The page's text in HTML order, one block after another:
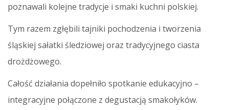
poznawali kolejne tradycje i smaki kuchni polskiej.
Tym razem zgłębili tajniki pochodzenia i tworzenia
śląskiej sałatki śledziowej oraz tradycyjnego ciasta
drożdżowego.
Całość działania dopełniło spotkanie edukacyjno –
integracyjne połączone z degustacją smakołyków.